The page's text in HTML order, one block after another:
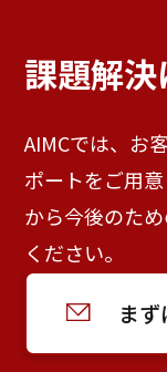
課題解
AIMCでは、お
ポートをご用
から今後のた
ください。
ま